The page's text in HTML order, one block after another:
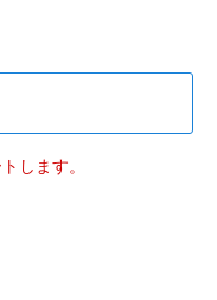
します。